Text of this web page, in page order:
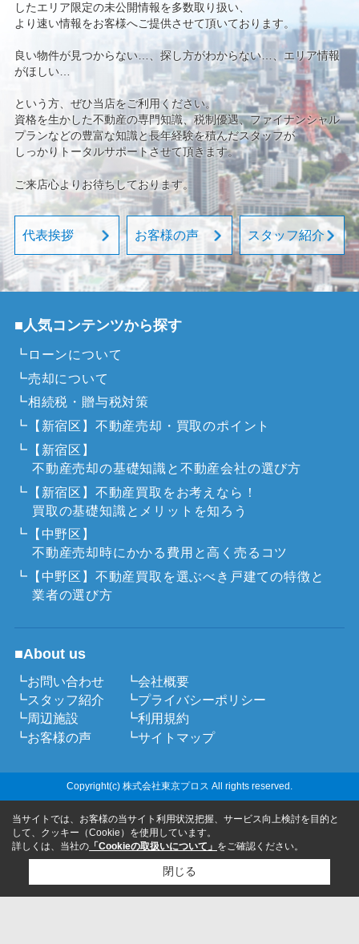
したエリア限定の未公開情報を多数取り扱い、
より速い情報をお客様へご提供させて頂いております。
良い物件が見つからない…、探し方がわからない…、エリア情報
がほしい…
という方、ぜひ当店をご利用ください。
資格を生かした不動産の専門知識、税制優遇、ファイナンシャル
プランなどの豊富な知識と長年経験を積んだスタッフが
しっかりトータルサポートさせて頂きます。
ご来店心よりお待ちしております。
代表挨拶 お客様の声 スタッフ紹介
■人気コンテンツから探す
┗ローンについて
┗売却について
┗相続税・贈与税対策
┗【新宿区】不動産売却・買取のポイント
┗【新宿区】
不動産売却の基礎知識と不動産会社の選び方
┗【新宿区】不動産買取をお考えなら！
買取の基礎知識とメリットを知ろう
┗【中野区】
不動産売却時にかかる費用と高く売るコツ
┗【中野区】不動産買取を選ぶべき戸建ての特徴と
業者の選び方
■About us
┗お問い合わせ
┗会社概要
┗スタッフ紹介
┗プライバシーポリシー
┗周辺施設
┗利用規約
┗お客様の声
┗サイトマップ
Copyright(c) 株式会社東京プロス All rights reserved.
当サイトでは、お客様の当サイト利用状況把握、サービス向上検討を目的と
して、クッキー（Cookie）を使用しています。
詳しくは、当社の 「Cookieの取扱いについて」 をご確認ください。
閉じる